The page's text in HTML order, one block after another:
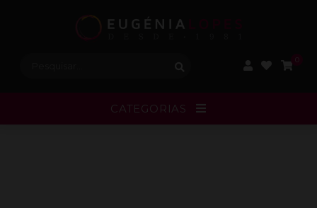
CATEGORIAS